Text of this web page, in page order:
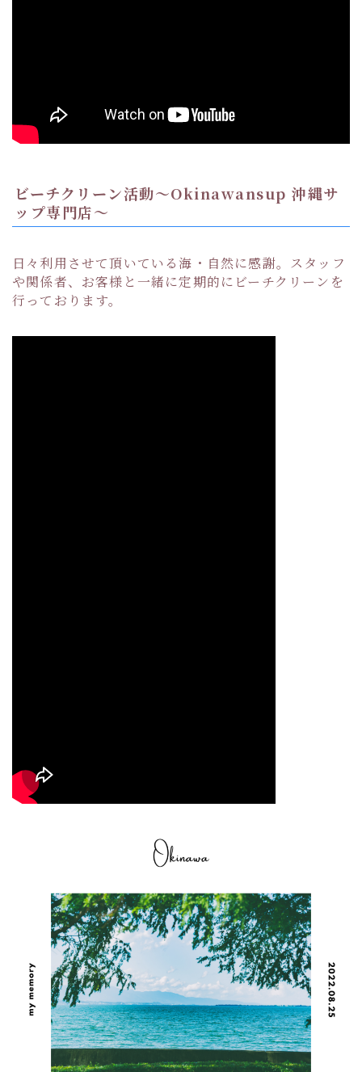
ビーチクリーン活動〜Okinawansup 沖縄サ
ップ専門店〜
日々利用させて頂いている海・自然に感謝。スタッフ
や関係者、お客様と一緒に定期的にビーチクリーンを
行っております。
年間利用者1500人以上
ツアーの空き状況を見る